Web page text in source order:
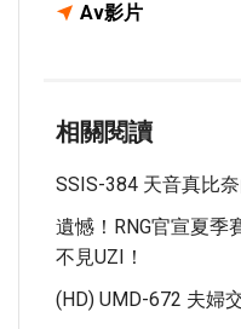
Av影片
相關閱讀
SSIS-384 天音真比
遺憾！RNG官宣夏季
不見UZI！
(HD) UMD-672 夫婦